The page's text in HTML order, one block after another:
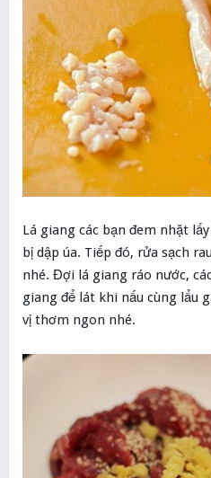
Lá giang các bạn đem nhặt
bị dập úa. Tiếp đó, rửa sạch
nhé. Đợi lá giang ráo nước,
giang để lát khi nấu cùng lẩu
vị thơm ngon nhé.